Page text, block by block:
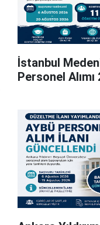
İstanbul
Personel